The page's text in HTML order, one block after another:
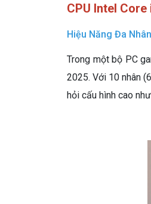
CPU Intel Core
Hiệu Năng Đa
Trong một bộ PC
2025. Với 10 nhân
hỏi cấu hình cao như